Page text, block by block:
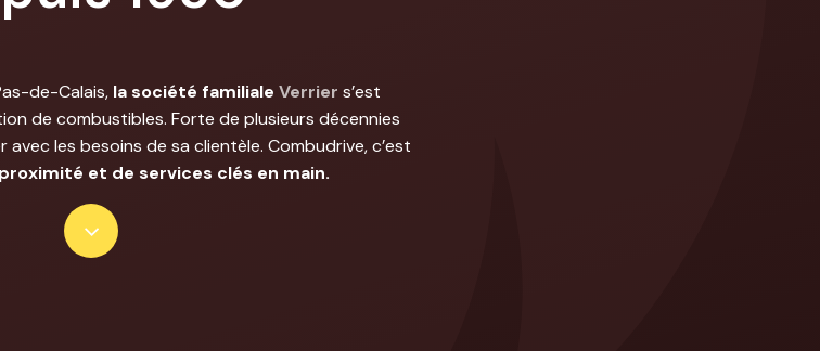
de-Calais, la société familiale Verrier s’est
de combustibles. Forte de plusieurs décennies
avec les besoins de sa clientèle. Combudrive, c’est
et de services clés en main.
Navigate